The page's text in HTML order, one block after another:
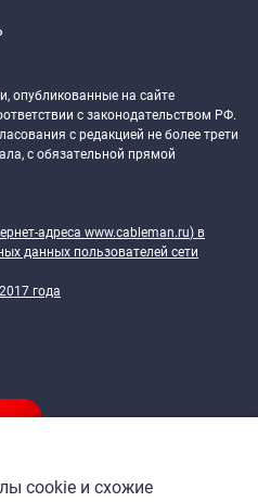
опубликованные на сайте
с законодательством РФ.
с редакцией не более трети
с обязательной прямой
адреса www.cableman.ru) в
данных пользователей сети
года
cookie и схожие